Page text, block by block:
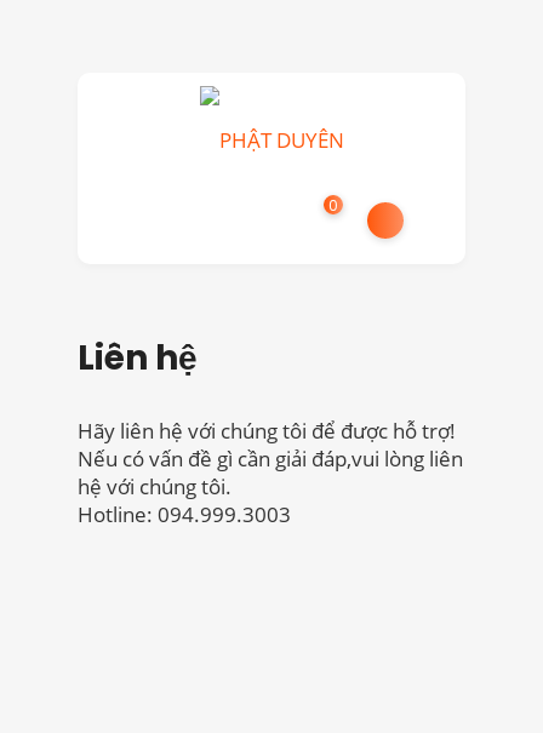
0
Liên hệ
Hãy liên hệ với chúng tôi để được hỗ trợ!
Nếu có vấn đề gì cần giải đáp,vui lòng liên
hệ với chúng tôi.
Hotline: 094.999.3003